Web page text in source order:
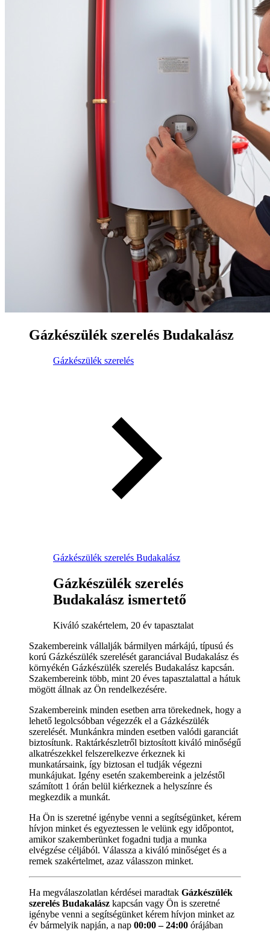
Gázkészülék szerelés Budakalász
Gázkészülék szerelés
Gázkészülék szerelés Budakalász
Gázkészülék szerelés
Budakalász ismertető
Kiváló szakértelem, 20 év tapasztalat
Szakembereink vállalják bármilyen márkájú, típusú és
korú Gázkészülék szerelését garanciával Budakalász és
környékén Gázkészülék szerelés Budakalász kapcsán.
Szakembereink több, mint 20 éves tapasztalattal a hátuk
mögött állnak az Ön rendelkezésére.
Szakembereink minden esetben arra törekednek, hogy a
lehető legolcsóbban végezzék el a Gázkészülék
szerelését. Munkánkra minden esetben valódi garanciát
biztosítunk. Raktárkészletről biztosított kiváló minőségű
alkatrészekkel felszerelkezve érkeznek ki
munkatársaink, így biztosan el tudják végezni
munkájukat. Igény esetén szakembereink a jelzéstől
számított 1 órán belül kiérkeznek a helyszínre és
megkezdik a munkát.
Ha Ön is szeretné igénybe venni a segítségünket, kérem
hívjon minket és egyeztessen le velünk egy időpontot,
amikor szakemberünket fogadni tudja a munka
elvégzése céljából. Válassza a kiváló minőséget és a
remek szakértelmet, azaz válasszon minket.
Ha megválaszolatlan kérdései maradtak Gázkészülék
szerelés Budakalász kapcsán vagy Ön is szeretné
igénybe venni a segítségünket kérem hívjon minket az
év bármelyik napján, a nap 00:00 – 24:00 órájában